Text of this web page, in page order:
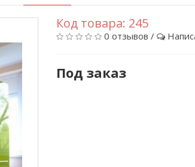
Код товара: 245
0 отзывов /
Под заказ